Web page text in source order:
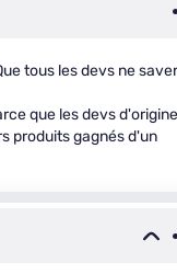
tous les devs ne
que les devs d'origine
produits gagnés d'un